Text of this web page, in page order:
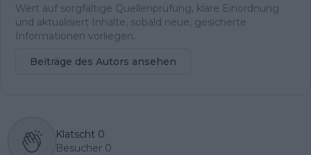
Wert auf sorgfältige Quellenprüfung, klare Einordnung
und aktualisiert Inhalte, sobald neue, gesicherte
Informationen vorliegen.
Beiträge des Autors ansehen
Klatscht 0
Besucher 0